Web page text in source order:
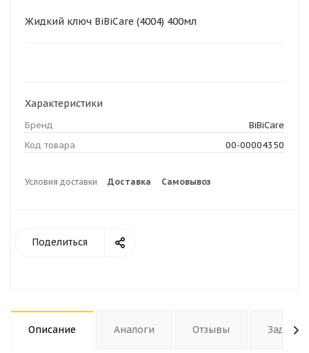
Жидкий ключ BiBiCare (4004) 400мл
Характеристики
Бренд
BiBiCare
Код товара
00-00004350
Условия доставки Доставка Самовывоз
Поделиться
Описание Аналоги Отзывы Задать